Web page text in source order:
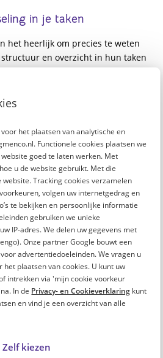
het plaatsen van analytische en
Functionele cookies plaatsen we
goed te laten werken. Met
u de website gebruikt. Met die
Tracking cookies verzamelen
volgen uw internetgedrag en
te bekijken en persoonlijke informatie
gebruiken we unieke
IP-adres. We delen uw gegevens met
Onze partner Google bouwt een
advertentiedoeleinden. We vragen u
plaatsen van cookies. U kunt uw
intrekken via 'mijn cookie voorkeur
In de Privacy- en Cookieverklaring kunt
en vind je een overzicht van alle
Zelf kiezen
in je taken
het heerlijk om precies te weten
en overzicht in hun taken
krijgen juist energie van
snel weglekken. Probeer
te husselen. Bijvoorbeeld
met een collega.
dan nodig isomdat je moeilijk
goed om behulpzaam te zijn, maar
grenzen. Voel je je regelmatig
over? Dan is het de hoogste tijd
in balans
blijft er weinig over voor
voor een goede balans. Plan tijd
mee aan de slag? Download